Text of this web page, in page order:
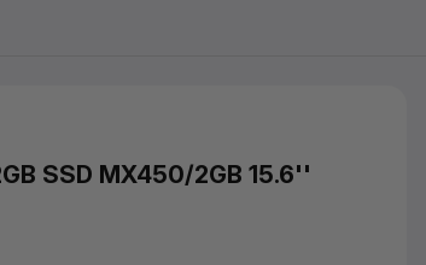
SSD MX450/2GB 15.6''